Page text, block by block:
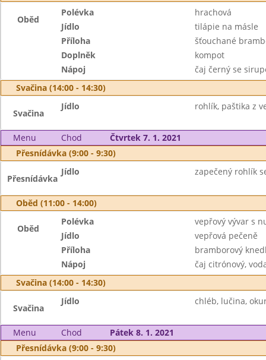
Oběd
Polévka
hrachová
Jídlo
tilápie na másle
Příloha
šťouchané
Doplněk
kompot
Nápoj
čaj černý se
Svačina (14:00 - 14:30)
Svačina
Jídlo rohlík, paštika z
Menu Chod
Čtvrtek 7. 1. 2021
Přesnídávka (9:00 - 9:30)
Přesnídávka
Jídlo zapečený rohlík
Oběd (11:00 - 14:00)
Oběd
Polévka
vepřový vývar s
Jídlo
vepřová pečeně
Příloha
bramborový
Nápoj
čaj citrónový,
Svačina (14:00 - 14:30)
Svačina
Jídlo chléb, lučina,
Menu Chod
Pátek 8. 1. 2021
Přesnídávka (9:00 - 9:30)